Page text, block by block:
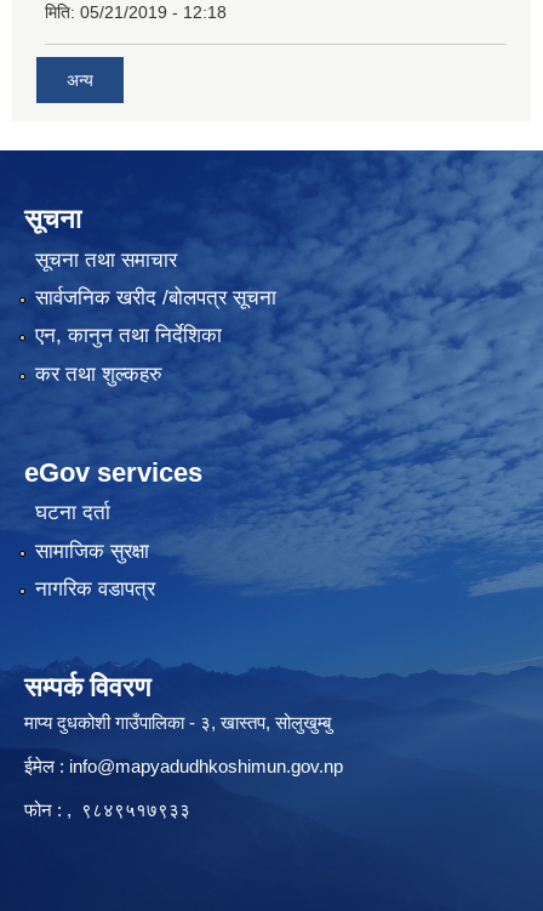
मिति: 05/21/2019 - 12:18
अन्य
सूचना
सूचना तथा समाचार
सार्वजनिक खरीद /बोलपत्र सूचना
एन, कानुन तथा निर्देशिका
कर तथा शुल्कहरु
eGov services
घटना दर्ता
सामाजिक सुरक्षा
नागरिक वडापत्र
सम्पर्क विवरण
माप्य दुधकोशी गाउँपालिका - ३, खास्तप, सोलुखुम्बु
ईमेल : info@mapyadudhkoshimun.gov.np
फोन : , ९८४९५१७९३३